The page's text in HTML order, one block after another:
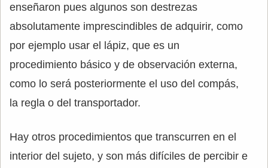
enseñaron pues algunos son destrezas
absolutamente imprescindibles de adquirir, como
por ejemplo usar el lápiz, que es un
procedimiento básico y de observación externa,
como lo será posteriormente el uso del compás,
la regla o del transportador.
Hay otros procedimientos que transcurren en el
interior del sujeto, y son más difíciles de percibir e